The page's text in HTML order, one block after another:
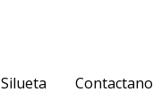
Silueta